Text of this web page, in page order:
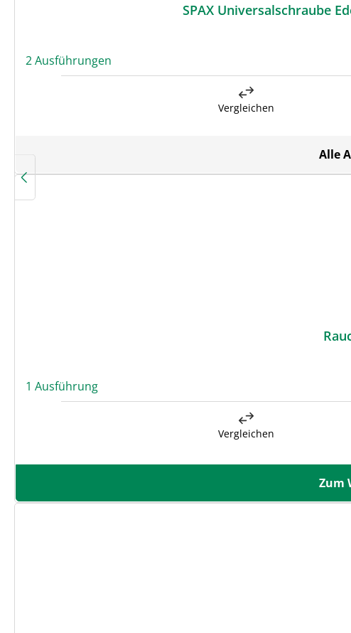
SPAX Universalschraube
2 Ausführungen
Vergleichen
Alle
1 Ausführung
Vergleichen
Zum